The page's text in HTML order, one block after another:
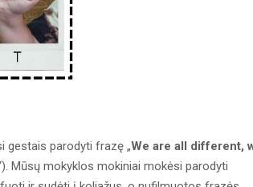
gestais parodyti frazę „We are all different,
Mūsų mokyklos mokiniai mokėsi parodyti